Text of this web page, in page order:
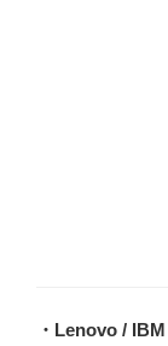
・Lenovo / IBM